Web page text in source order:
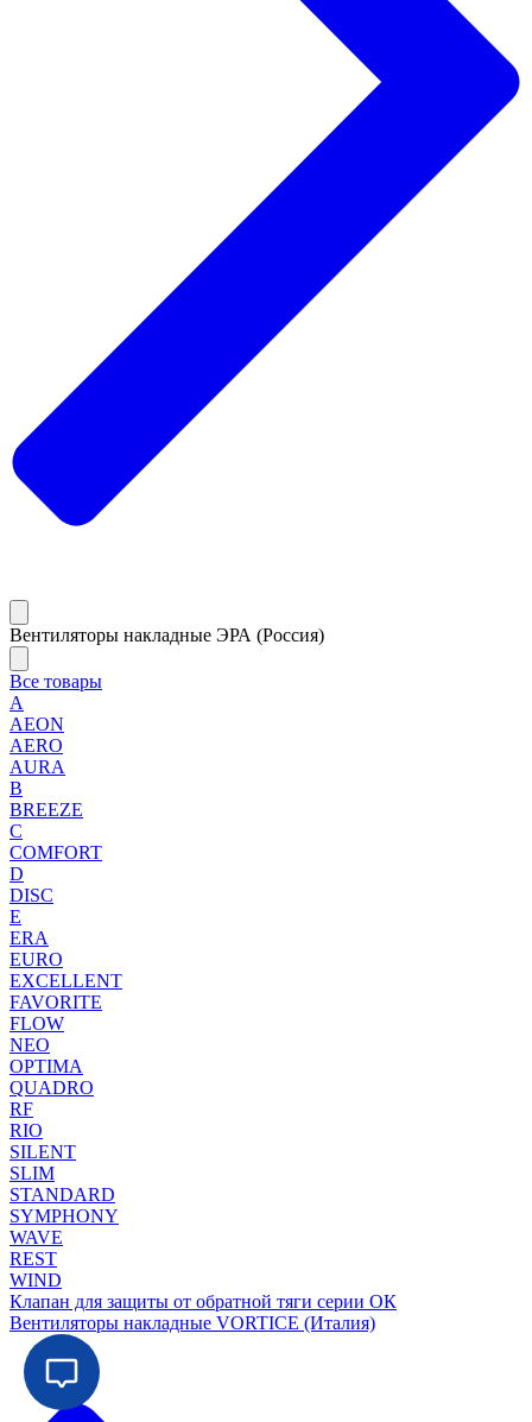
Вентиляторы накладные ЭРА (Россия)
Все товары
A
AEON
AERO
AURA
B
BREEZE
C
COMFORT
D
DISC
E
ERA
EURO
EXCELLENT
FAVORITE
FLOW
NEO
OPTIMA
QUADRO
RF
RIO
SILENT
SLIM
STANDARD
SYMPHONY
WAVE
REST
WIND
Клапан для защиты от обратной тяги серии ОК
Вентиляторы накладные VORTICE (Италия)